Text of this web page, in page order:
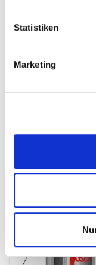
Statistiken
Marketing
chauffage aux